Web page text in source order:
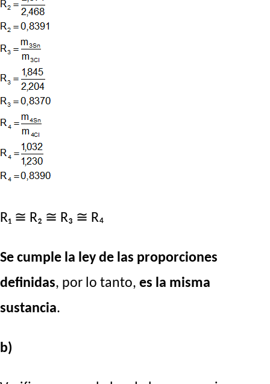
R₁ ≅ R₂ ≅ R₃ ≅ R₄
Se cumple la ley de las proporciones
definidas, por lo tanto, es la misma
sustancia.
b)